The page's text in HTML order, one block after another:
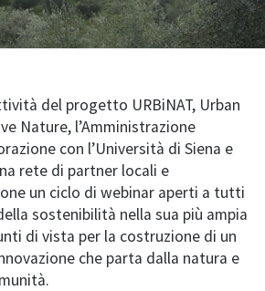
del progetto URBiNAT, Urban
Nature, l’Amministrazione
con l’Università di Siena e
rete di partner locali e
un ciclo di webinar aperti a tutti
sostenibilità nella sua più ampia
di vista per la costruzione di un
che parta dalla natura e